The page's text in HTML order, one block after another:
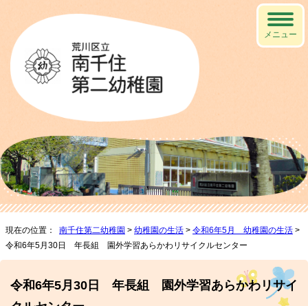
メニュー
現在の位置： 南千住第二幼稚園 > 幼稚園の生活 > 令和6年5月 幼稚園の生活 >
令和6年5月30日 年長組 園外学習あらかわリサイクルセンター
令和6年5月30日 年長組 園外学習あらかわリサイ